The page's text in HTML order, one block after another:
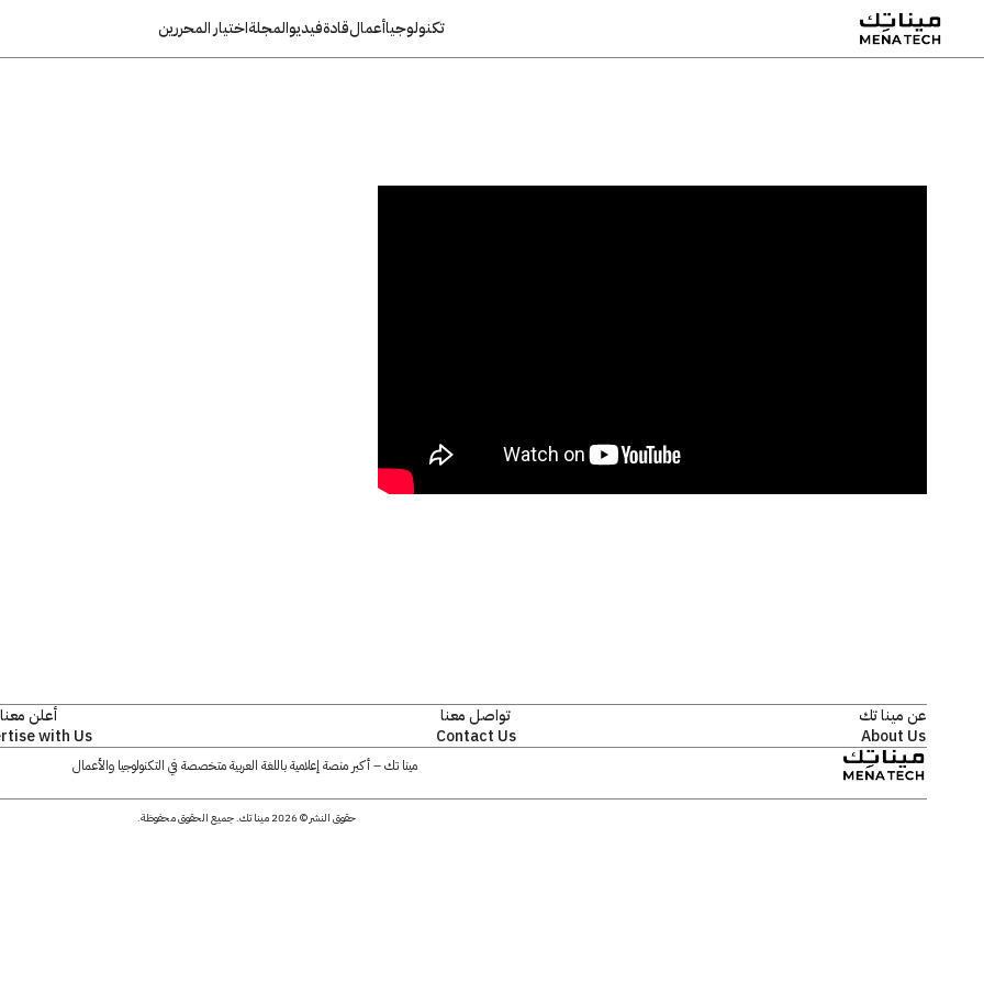
تكنولوجياأعمالقادةفيديوالمجلةاختيار المحررين
عن مينا تك
About Us
تواصل معنا
Contact Us
أعلن معنا
with Us
مينا تك – أكبر منصة إعلامية باللغة العربية متخصصة في التكنولوجيا والأعمال
حقوق النشر © 2026 مينا تك. جميع الحقوق محفوظة.